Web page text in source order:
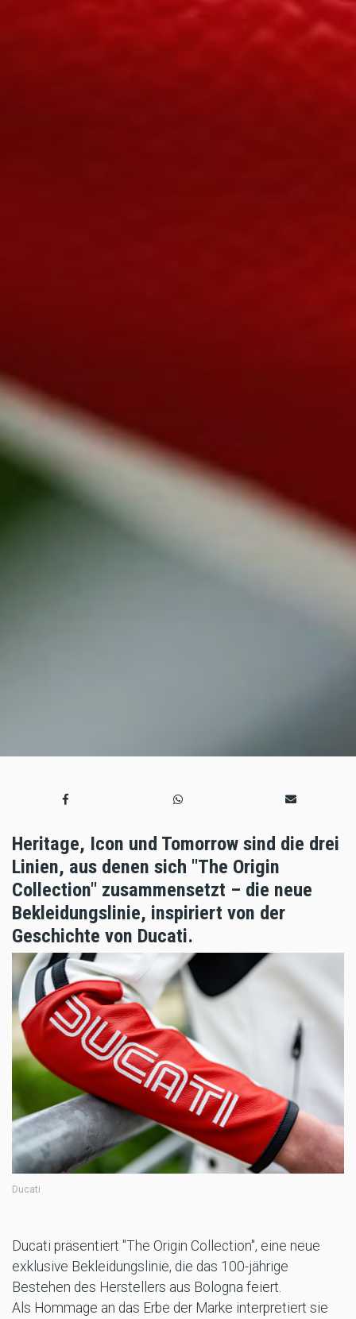
Heritage, Icon und Tomorrow sind die drei
Linien, aus denen sich "The Origin
Collection" zusammensetzt – die neue
Bekleidungslinie, inspiriert von der
Geschichte von Ducati.
Ducati
Ducati präsentiert "The Origin Collection", eine neue
exklusive Bekleidungslinie, die das 100-jährige
Bestehen des Herstellers aus Bologna feiert.
Als Hommage an das Erbe der Marke interpretiert sie